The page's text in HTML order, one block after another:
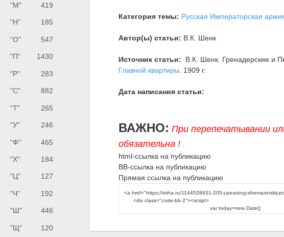
"М" 419
"Н" 185
"О" 547
"П" 1430
"Р" 283
"С" 882
"Т" 265
"У" 246
"Ф" 465
"Х" 184
"Ц" 127
"Ч" 192
"Ш" 446
"Щ" 120
Категория темы: Русская Императорская
Автор(ы) статьи: В.К. Шенк
Источник статьи:
В.К. Шенк. Гренадерские и
Главной квартиры . 1909 г.
Дата написания статьи:
ВАЖНО: При перепечатывании
обязательна !
html-ссылка на публикацию
BB-ссылка на публикацию
Прямая ссылка на публикацию